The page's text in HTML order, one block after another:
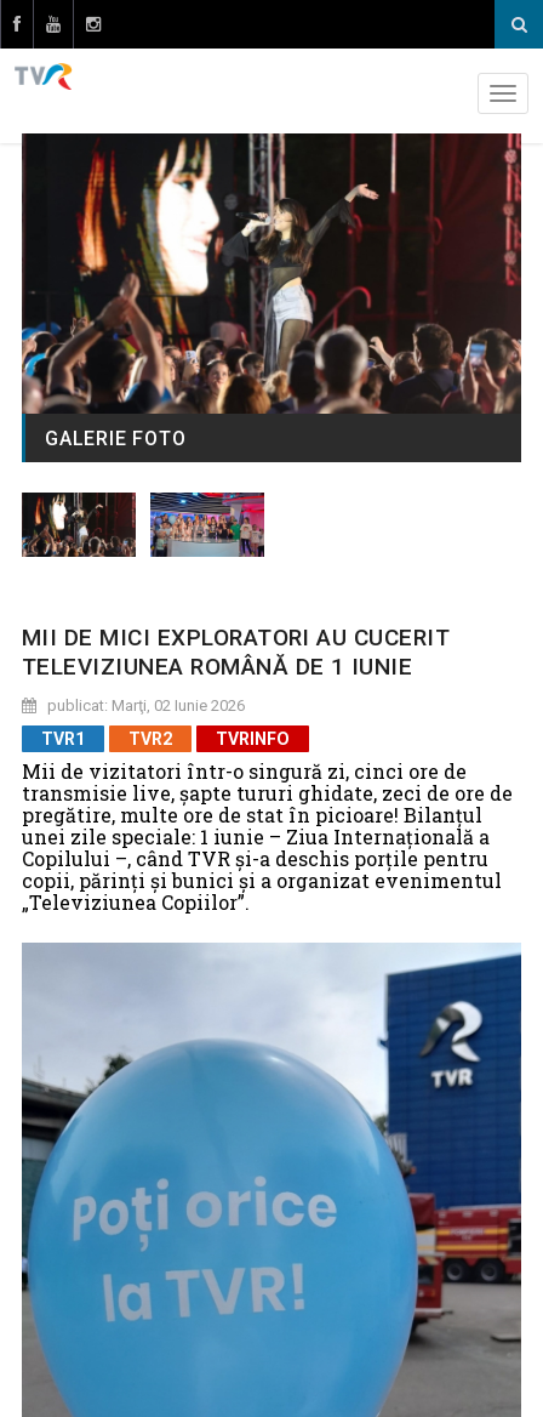
GALERIE FOTO
MII DE MICI EXPLORATORI AU CUCERIT
TELEVIZIUNEA ROMÂNĂ DE 1 IUNIE
publicat: Marţi, 02 Iunie 2026
TVR1 TVR2 TVRINFO
Mii de vizitatori într-o singură zi, cinci ore de
transmisie live, şapte tururi ghidate, zeci de ore de
pregătire, multe ore de stat în picioare! Bilanţul
unei zile speciale: 1 iunie – Ziua Internaţională a
Copilului –, când TVR şi-a deschis porţile pentru
copii, părinţi şi bunici şi a organizat evenimentul
„Televiziunea Copiilor”.